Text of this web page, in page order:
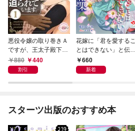
悪役令嬢の取り巻きＡ
ですが、王太子殿下に
迫られています。①
880 440
割引
花嫁に「君を愛するこ
とはできない」と伝え
た結果
660
新着
スターツ出版のおすすめ本